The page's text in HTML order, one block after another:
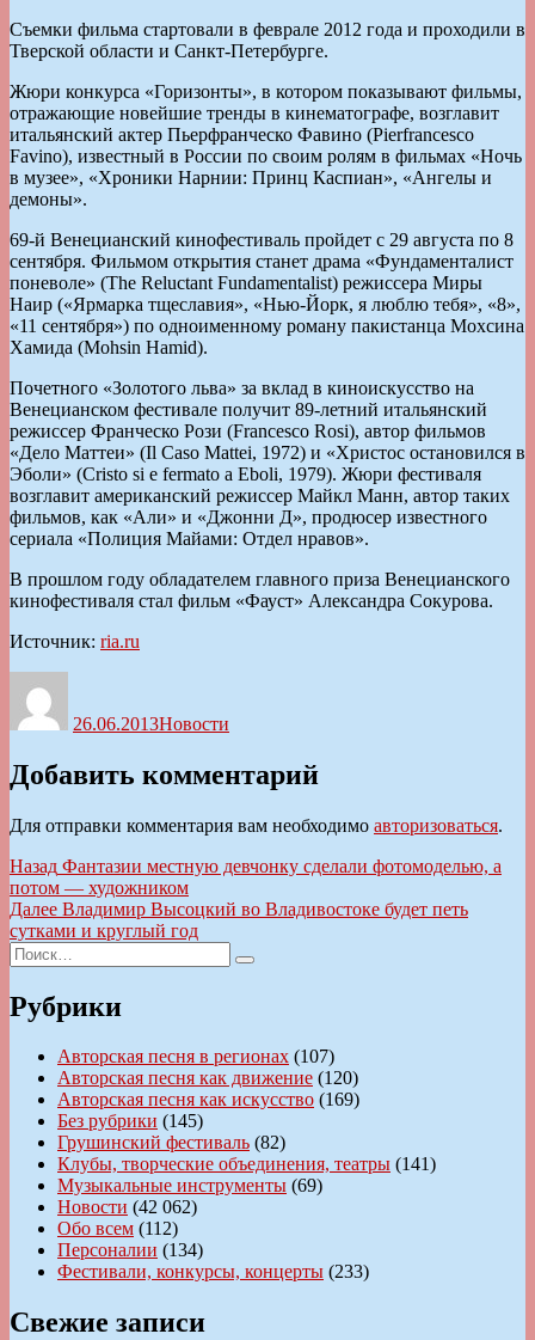
Съемки фильма стартовали в феврале 2012 года и проходили в
Тверской области и Санкт-Петербурге.
Жюри конкурса «Горизонты», в котором показывают фильмы,
отражающие новейшие тренды в кинематографе, возглавит
итальянский актер Пьерфранческо Фавино (Pierfrancesco
Favino), известный в России по своим ролям в фильмах «Ночь
в музее», «Хроники Нарнии: Принц Каспиан», «Ангелы и
демоны».
69-й Венецианский кинофестиваль пройдет с 29 августа по 8
сентября. Фильмом открытия станет драма «Фундаменталист
поневоле» (The Reluctant Fundamentalist) режиссера Миры
Наир («Ярмарка тщеславия», «Нью-Йорк, я люблю тебя», «8»,
«11 сентября») по одноименному роману пакистанца Мохсина
Хамида (Mohsin Hamid).
Почетного «Золотого льва» за вклад в киноискусство на
Венецианском фестивале получит 89-летний итальянский
режиссер Франческо Рози (Francesco Rosi), автор фильмов
«Дело Маттеи» (Il Caso Mattei, 1972) и «Христос остановился в
Эболи» (Cristo si e fermato a Eboli, 1979). Жюри фестиваля
возглавит американский режиссер Майкл Манн, автор таких
фильмов, как «Али» и «Джонни Д», продюсер известного
сериала «Полиция Майами: Отдел нравов».
В прошлом году обладателем главного приза Венецианского
кинофестиваля стал фильм «Фауст» Александра Сокурова.
Источник: ria.ru
26.06.2013Новости
Добавить комментарий
Для отправки комментария вам необходимо авторизоваться.
Навигация
по
записям
Назад Предыдущая
запись:
Фантазии местную девчонку сделали фотомоделью, а
потом — художником
Далее Следующая
запись:
Владимир Высоцкий во Владивостоке будет петь
сутками и круглый год
Искать:
Поиск
Рубрики
Авторская песня в регионах (107)
Авторская песня как движение (120)
Авторская песня как искусство (169)
Без рубрики (145)
Грушинский фестиваль (82)
Клубы, творческие объединения, театры (141)
Музыкальные инструменты (69)
Новости (42 062)
Обо всем (112)
Персоналии (134)
Фестивали, конкурсы, концерты (233)
Свежие записи